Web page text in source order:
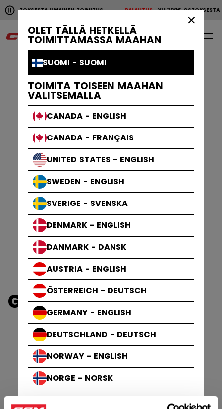
OLET TÄLLÄ HETKELLÄ
TOIMITTAMASSA MAAHAN
SUOMI - SUOMI
TOIMITA TOISEEN MAAHAN
VALITSEMALLA
CANADA - ENGLISH
CANADA - FRANÇAIS
UNITED STATES - ENGLISH
SWEDEN - ENGLISH
SVERIGE - SVENSKA
DENMARK - ENGLISH
DANMARK - DANSK
AUSTRIA - ENGLISH
ÖSTERREICH - DEUTSCH
GERMANY - ENGLISH
DEUTSCHLAND - DEUTSCH
NORWAY - ENGLISH
NORGE - NORSK
Pause the horizontal scroll animation.
OSTOKSESTA ILMAINEN TOIMITUSPALAUTUS YLI 200€
YLI 200€ OSTOKSESTA ILMAINEN TOIMITUS
GOALIE PADS